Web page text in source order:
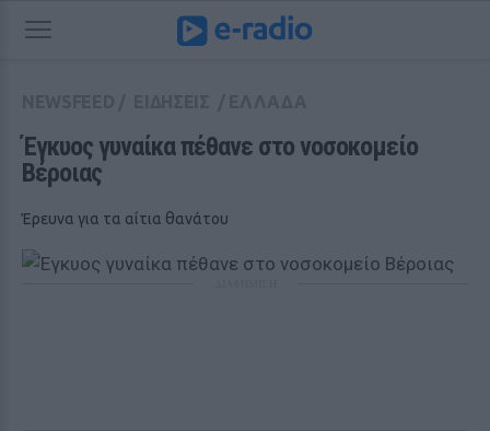
Έγκυος γυναίκα πέθανε στο νοσοκομείο
Βέροιας
Έρευνα για τα αίτια θανάτου